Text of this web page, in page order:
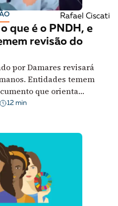
Direitos
de quem defende
Para continuar,
sua doação!
Rafael Ciscati
que é o PNDH, e
revisão do
por Damares revisará
Entidades temem
que orienta
setor
12 min